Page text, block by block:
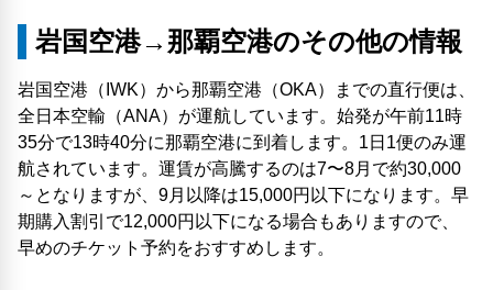
岩国空港→那覇空港のその他の情報
岩国空港（IWK）から那覇空港（OKA）までの直行便は、
全日本空輸（ANA）が運航しています。始発が午前11時
35分で13時40分に那覇空港に到着します。1日1便のみ運
航されています。運賃が高騰するのは7〜8月で約30,000
～となりますが、9月以降は15,000円以下になります。早
期購入割引で12,000円以下になる場合もありますので、
早めのチケット予約をおすすめします。